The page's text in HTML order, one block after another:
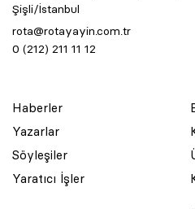
Şişli/İstanbul
rota@rotayayin.com.tr
0 (212) 211 11 12
Haberler
Yazarlar
Söyleşiler
Yaratıcı İşler